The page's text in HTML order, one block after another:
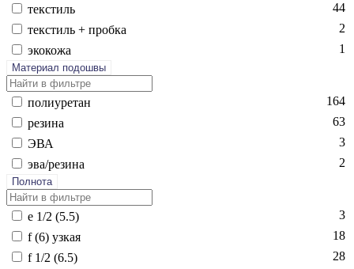
текс­тиль
44
текс­тиль + проб­ка
2
эко­кожа
1
Материал подошвы
по­ли­уре­тан
164
ре­зина
63
ЭВА
3
эва/ре­зина
2
Полнота
e 1/2 (5.5)
3
f (6) уз­кая
18
f 1/2 (6.5)
28